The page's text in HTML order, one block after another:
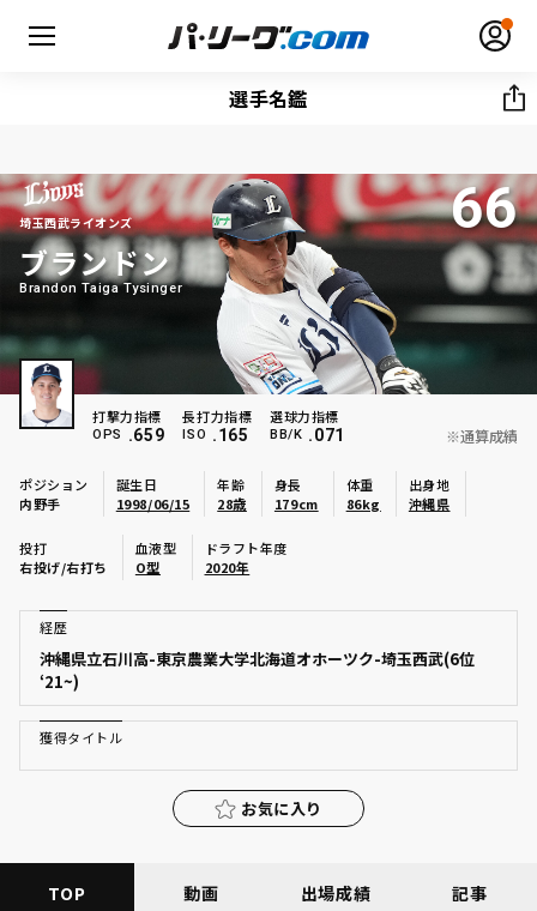
無料アカウント登録 ログイン
HOME
動画
日程・結果
順位表･成績
1軍公式戦
ファーム東地区
ファーム中地区
ファーム西地区
交流戦
選手名鑑トップ
埼玉西武ライオンズ
千葉ロッテマリーンズ
福岡ソフトバンクホークス
設定
選手名鑑
埼玉西武ライオンズ
ブランドン
Brandon Taiga Tysinger
66
打撃力指標
OPS .659
長打力指標
ISO .165
選球力指標
BB/K .071 ※通算成績
ポジション
内野手
誕生日
1998/06/15
年齢
28歳
身長
179cm
体重
86kg
出身地
沖縄県
投打
右投げ/右打ち
血液型
O型
ドラフト年度
2020年
経歴
沖縄県立石川高-東京農業大学北海道オホーツク-埼玉西武(6位
‘21~)
獲得タイトル
お気に入り
TOP 動画 出場成績 記事